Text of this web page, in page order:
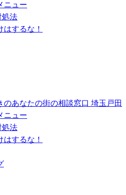
ニュー
法
するな！
あなたの街の相談窓口 埼玉戸田
ニュー
法
するな！